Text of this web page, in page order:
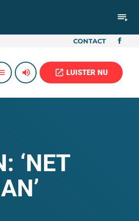
playlist_play
CONTACT
volume_up open_in_new LUISTER NU
‘NET